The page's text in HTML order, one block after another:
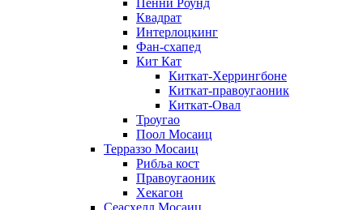
Пенни Роунд
Квадрат
Интерлоцкинг
Фан-схапед
Кит Кат
Киткат-Херрингбоне
Киткат-правоугаоник
Киткат-Овал
Троугао
Поол Мосаиц
Терраззо Мосаиц
Рибља кост
Правоугаоник
Хекагон
Сеасхелл Мосаиц